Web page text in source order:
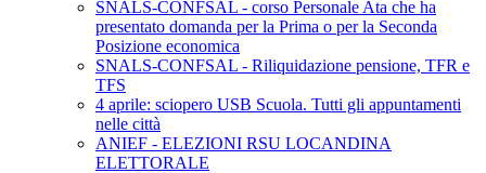
SNALS-CONFSAL - corso Personale Ata che ha
presentato domanda per la Prima o per la Seconda
Posizione economica
SNALS-CONFSAL - Riliquidazione pensione, TFR e
TFS
4 aprile: sciopero USB Scuola. Tutti gli appuntamenti
nelle città
ANIEF - ELEZIONI RSU LOCANDINA
ELETTORALE